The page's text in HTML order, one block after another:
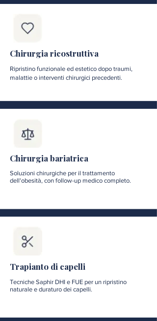
Chirurgia ricostruttiva
Ripristino funzionale ed estetico dopo traumi,
malattie o interventi chirurgici precedenti.
Chirurgia bariatrica
Soluzioni chirurgiche per il trattamento
dell'obesità, con follow-up medico completo.
Trapianto di capelli
Tecniche Saphir DHI e FUE per un ripristino
naturale e duraturo dei capelli.